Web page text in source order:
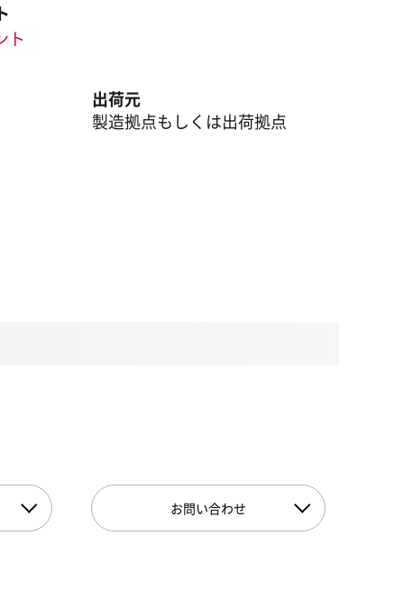
ト
出荷元
製造拠点もしくは出荷拠点
お問い合わせ